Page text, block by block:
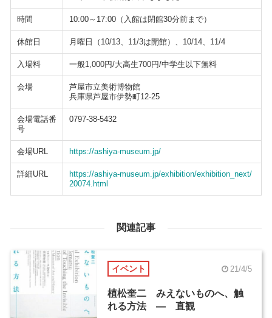
時間 10:00～17:00（入館は閉館30分前まで）
休館日 月曜日（10/13、11/3は開館）、10/14、11/4
入場料 一般1,000円/大高生700円/中学生以下無料
会場
芦屋市立美術博物館
兵庫県芦屋市伊勢町12-25
会場電話番
号
0797-38-5432
会場URL https://ashiya-museum.jp/
詳細URL
https://ashiya-museum.jp/exhibition/exhibition_next/
20074.html
関連記事
イベント 21/4/5
植松奎二 みえないものへ、触
れる方法 ― 直観